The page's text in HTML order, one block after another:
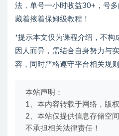
法，单号一小时收益30+，号
藏着掖着保姆级教程！
*提示本文仅为课程介绍，不构
因人而异，需结合自身努力与
容，同时严格遵守平台相关规
本站声明：
1、本内容转载于网络，版
2、本站仅提供信息存储空
不承担相关法律责任！